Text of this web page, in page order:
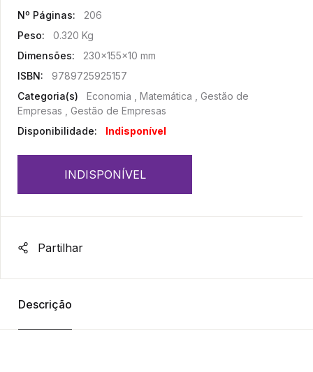
Nº Páginas:
206
Peso:
0.320 Kg
Dimensões:
230x155x10 mm
ISBN:
9789725925157
Categoria(s)
Economia , Matemática , Gestão de
Empresas , Gestão de Empresas
Disponibilidade:
Indisponível
INDISPONÍVEL
Partilhar
Descrição